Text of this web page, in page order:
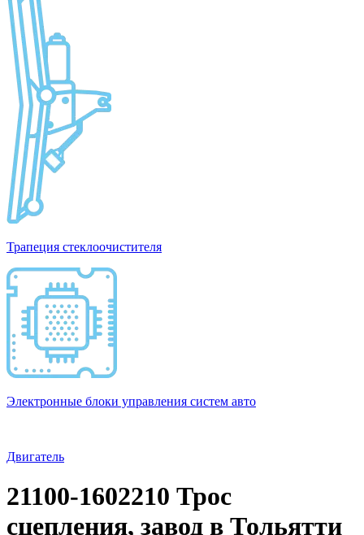
Трапеция стеклоочистителя
Электронные блоки управления систем авто
Двигатель
21100-1602210 Трос
сцепления, завод в Тольятти